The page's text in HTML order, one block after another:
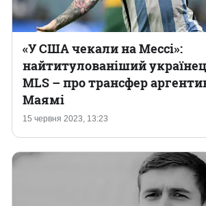
15 червня 2023, 13:23
«У США чекали на Мессі»:
найтитулованіший
MLS – про трансфер
Маямі